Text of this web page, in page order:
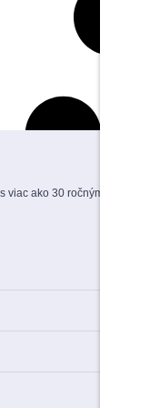
ako 30 ročnými